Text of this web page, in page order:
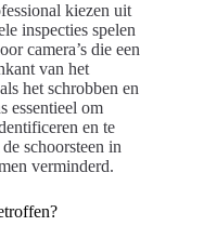
kiezen uit
inspecties spelen
camera’s die een
van het
het schrobben en
essentieel om
en te
schoorsteen in
verminderd.